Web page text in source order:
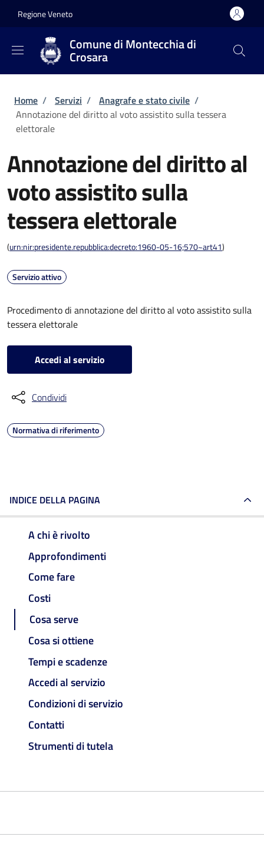
Regione Veneto
Comune di Montecchia di
Crosara
Briciole di pane
Home / Servizi / Anagrafe e stato civile /
Annotazione del diritto al voto assistito sulla tessera
elettorale
Annotazione del diritto al
voto assistito sulla
tessera elettorale
(urn:nir:presidente.repubblica:decreto:1960-05-16;570~art41)
Servizio attivo
Procedimento di annotazione del diritto al voto assistito sulla
tessera elettorale
Accedi al servizio
Condividi
Normativa di riferimento
INDICE DELLA PAGINA
A chi è rivolto
Approfondimenti
Come fare
Costi
Cosa serve
Cosa si ottiene
Tempi e scadenze
Accedi al servizio
Condizioni di servizio
Contatti
Strumenti di tutela